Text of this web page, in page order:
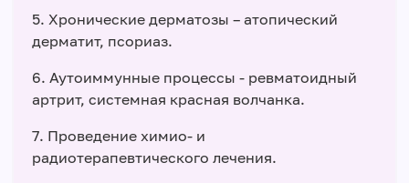
5. Хронические дерматозы – атопический
дерматит, псориаз.
6. Аутоиммунные процессы - ревматоидный
артрит, системная красная волчанка.
7. Проведение химио- и
радиотерапевтического лечения.